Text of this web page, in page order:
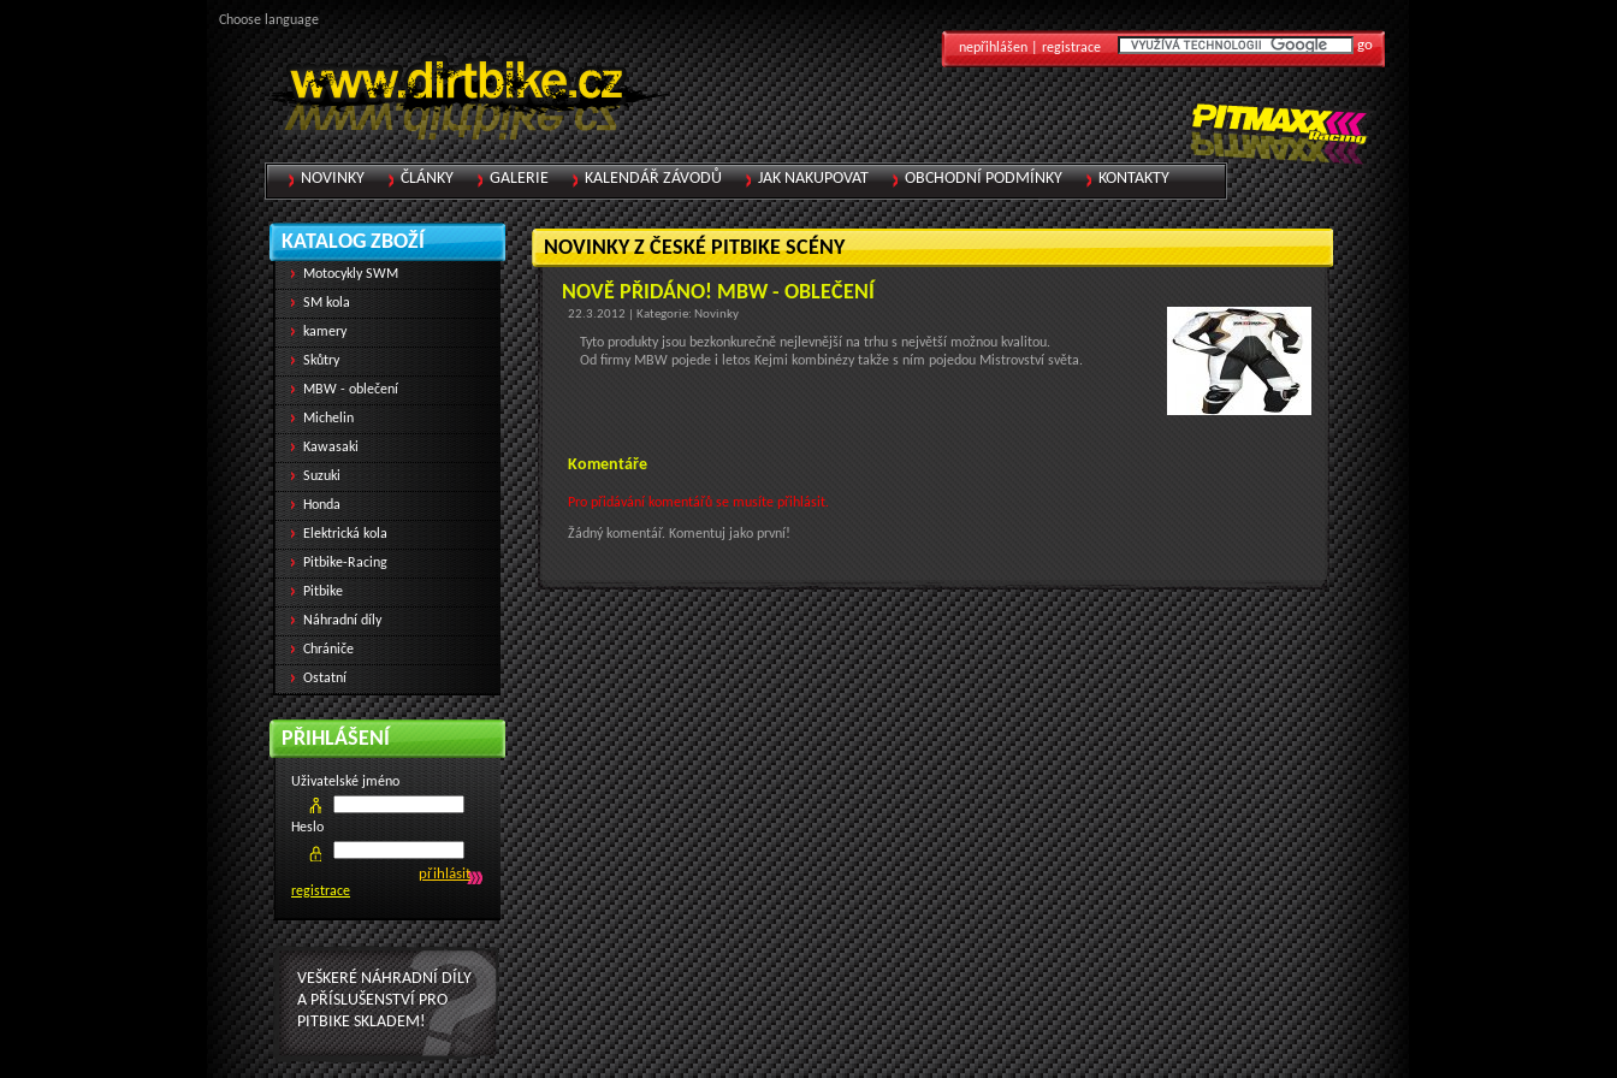
NOVINKY Z ČESKÉ PITBIKE SCÉNY
NOVĚ PŘIDÁNO! MBW - OBLEČENÍ
22.3.2012 | Kategorie: Novinky
Tyto produkty jsou bezkonkurečně nejlevnější na trhu s největší možnou kvalitou.
Od firmy MBW pojede i letos Kejmi kombinézy takže s ním pojedou Mistrovství světa.
Komentáře
Pro přidávání komentářů se musíte přihlásit.
Žádný komentář. Komentuj jako první!
KATALOG ZBOŽÍ
Motocykly SWM
SM kola
kamery
Skůtry
MBW - oblečení
Michelin
Kawasaki
Suzuki
Honda
Elektrická kola
Pitbike-Racing
Pitbike
Náhradní díly
Chrániče
Ostatní
PŘIHLÁŠENÍ
Uživatelské jméno
Heslo
registrace
VEŠKERÉ NÁHRADNÍ DÍLY
A PŘÍSLUŠENSTVÍ PRO
PITBIKE SKLADEM!
NOVINKY ČLÁNKY GALERIE KALENDÁŘ ZÁVODŮ JAK NAKUPOVAT OBCHODNÍ PODMÍNKY KONTAKTY
nepřihlášen | registrace
Choose language